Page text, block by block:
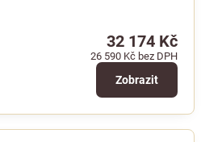
32 174 Kč
26 590 Kč bez DPH
Zobrazit